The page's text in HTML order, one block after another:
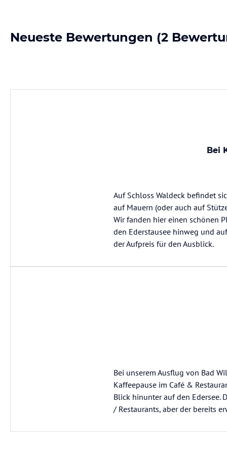
Neueste Bewertungen (2
Bei
Auf Schloss Waldeck befindet
auf Mauern (oder auch auf
Wir fanden hier einen schönen
den Ederstausee hinweg und
der Aufpreis für den Ausblick.
Bei unserem Ausflug von Bad
Kaffeepause im Café &
Blick hinunter auf den Edersee.
/ Restaurants, aber der bereits